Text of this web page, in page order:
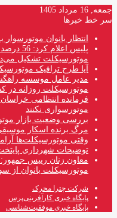
جمعه, 16 مرداد 1405
سر خط خبرها
انتظار بانوان
پلیس
موتورسیکلت تشکیل
آیا طرح ترافیک
مدیر عامل موسسه راهگشا
موتورسیکلت روزانه
فرمانده انتظامی
موتورسواری نکنند
بررسی وضعیت بازار
مرگ برنده اسکار
وقتی موتورسیکلت‌ها
توضیحات شهرداری
معاون زنان رییس جمهور:
موتورسیکلت بانوان از
شرکت چترا محرک
پایگاه خبری کارآفرینی‌پرس
پایگاه خبری موفقیت‌شناسی